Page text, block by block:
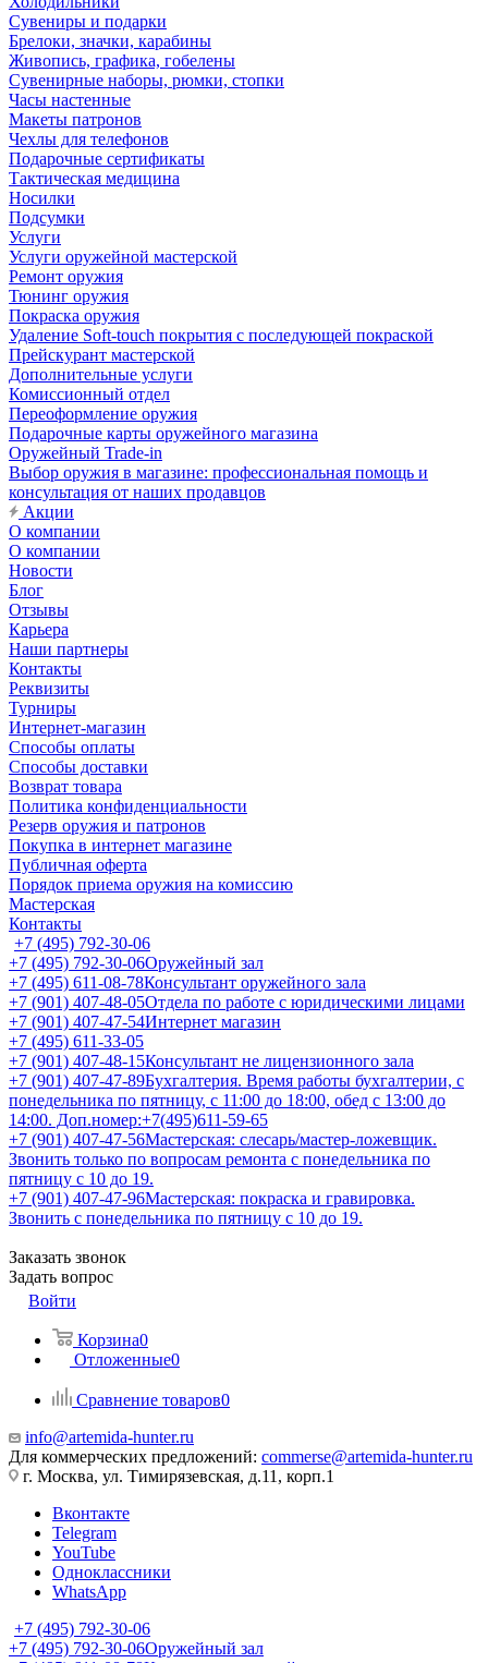
Сувениры и подарки
Брелоки, значки, карабины
Живопись, графика, гобелены
Сувенирные наборы, рюмки, стопки
Часы настенные
Макеты патронов
Чехлы для телефонов
Подарочные сертификаты
Тактическая медицина
Носилки
Подсумки
Услуги
Услуги оружейной мастерской
Ремонт оружия
Тюнинг оружия
Покраска оружия
Удаление Soft-touch покрытия с последующей покраской
Прейскурант мастерской
Дополнительные услуги
Комиссионный отдел
Переоформление оружия
Подарочные карты оружейного магазина
Оружейный Trade-in
Выбор оружия в магазине: профессиональная помощь и
консультация от наших продавцов
Акции
О компании
О компании
Новости
Блог
Отзывы
Карьера
Наши партнеры
Контакты
Реквизиты
Турниры
Интернет-магазин
Способы оплаты
Способы доставки
Возврат товара
Политика конфиденциальности
Резерв оружия и патронов
Покупка в интернет магазине
Публичная оферта
Порядок приема оружия на комиссию
Мастерская
Контакты
+7 (495) 792-30-06
+7 (495) 792-30-06Оружейный зал
+7 (495) 611-08-78Консультант оружейного зала
+7 (901) 407-48-05Отдела по работе с юридическими лицами
+7 (901) 407-47-54Интернет магазин
+7 (495) 611-33-05
+7 (901) 407-48-15Консультант не лицензионного зала
+7 (901) 407-47-89Бухгалтерия. Время работы бухгалтерии, с
понедельника по пятницу, с 11:00 до 18:00, обед с 13:00 до
14:00. Доп.номер:+7(495)611-59-65
+7 (901) 407-47-56Мастерская: слесарь/мастер-ложевщик.
Звонить только по вопросам ремонта с понедельника по
пятницу с 10 до 19.
+7 (901) 407-47-96Мастерская: покраска и гравировка.
Звонить с понедельника по пятницу с 10 до 19.
Заказать звонок
Задать вопрос
Войти
Корзина0
Отложенные0
Сравнение товаров0
info@artemida-hunter.ru
Для коммерческих предложений: commerse@artemida-hunter.ru
г. Москва, ул. Тимирязевская, д.11, корп.1
Вконтакте
Telegram
YouTube
Одноклассники
WhatsApp
+7 (495) 792-30-06
+7 (495) 792-30-06Оружейный зал